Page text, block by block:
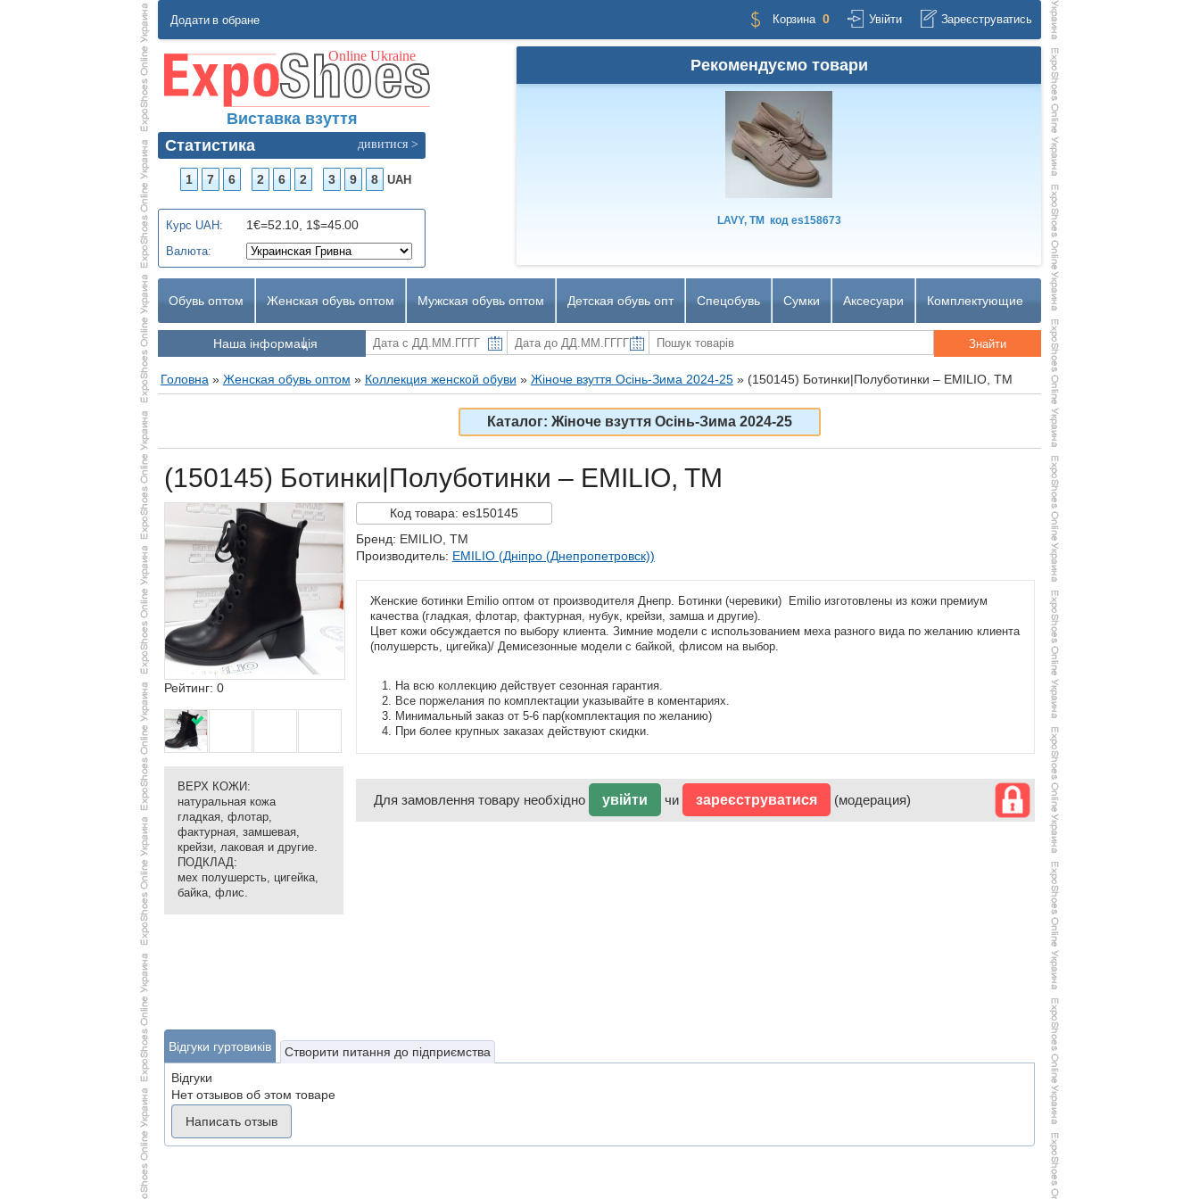
Додати в обране Корзина 0 Увійти Зареєструватись
Виставка взуття
Статистика
дивитися >
1 7 6 2 6 2 3 9 8 UAH
Курс UAH: 1€=52.10, 1$=45.00
Валюта:
Рекомендуємо товари
LAVY, TM кодes158673
Обувь оптом Женская обувь оптом Мужская обувь оптом Детская обувь опт Спецобувь Сумки Аксесуари Комплектующие
Наша інформація
Головна » Женская обувь оптом » Коллекция женской обуви » Жіноче взуття Осінь-Зима 2024-25» (150145) Ботинки|Полуботинки – EMILIO, TM
Каталог: Жіноче взуття Осінь-Зима 2024-25
(150145) Ботинки|Полуботинки – EMILIO, TM
Рейтинг: 0
ВЕРХ КОЖИ:
натуральная кожа
гладкая, флотар,
фактурная, замшевая,
крейзи, лаковая и другие.
ПОДКЛАД:
мех полушерсть, цигейка,
байка, флис.
Кодтовара: es150145
Бренд: EMILIO, TM
Производитель: EMILIO (Дніпро (Днепропетровск))
Женские ботинки Emilio оптом от производителя Днепр. Ботинки (черевики) Emilio изготовлены из кожи премиум
качества (гладкая, флотар, фактурная, нубук, крейзи, замша и другие).
Цвет кожи обсуждается по выбору клиента. Зимние модели с использованием меха разного вида по желанию клиента
(полушерсть, цигейка)/ Демисезонные модели с байкой, флисом на выбор.
На всю коллекцию действует сезонная гарантия.
Все поржелания по комплектации указывайте в коментариях.
Минимальный заказ от 5-6 пар(комплектация по желанию)
При более крупных заказах действуют скидки.
Для замовлення товару необхідно увійти чи зареєструватися (модерация)
Відгуки гуртовиків
Створити питання до підприємства
Відгуки
Нет отзывов об этом товаре
Написать отзыв